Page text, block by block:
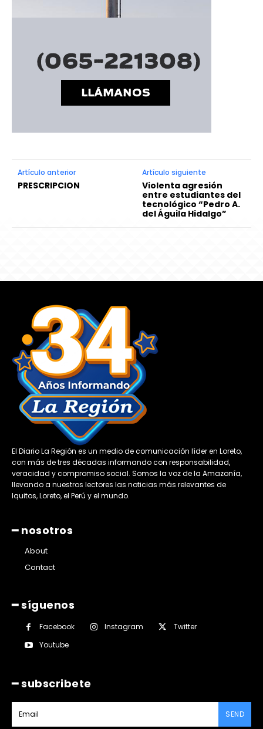
Artículo anterior
PRESCRIPCION
Artículo siguiente
Violenta agresión
entre estudiantes del
tecnológico “Pedro A.
del Águila Hidalgo”
El Diario La Región es un medio de comunicación líder en Loreto,
con más de tres décadas informando con responsabilidad,
veracidad y compromiso social. Somos la voz de la Amazonía,
llevando a nuestros lectores las noticias más relevantes de
Iquitos, Loreto, el Perú y el mundo.
━ nosotros
About
Contact
━ síguenos
Facebook Instagram
Twitter
Youtube
━ subscribete
SEND